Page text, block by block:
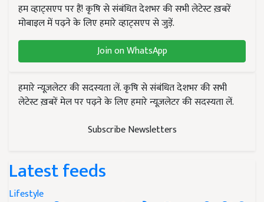
हम व्हाट्सएप पर हैं! कृषि से संबंधित देशभर की सभी लेटेस्ट ख़बरें
मोबाइल में पढ़ने के लिए हमारे व्हाट्सएप से जुड़ें.
Join on WhatsApp
हमारे न्यूज़लेटर की सदस्यता लें. कृषि से संबंधित देशभर की सभी
लेटेस्ट ख़बरें मेल पर पढ़ने के लिए हमारे न्यूज़लेटर की सदस्यता लें.
Subscribe Newsletters
Latest feeds
Lifestyle